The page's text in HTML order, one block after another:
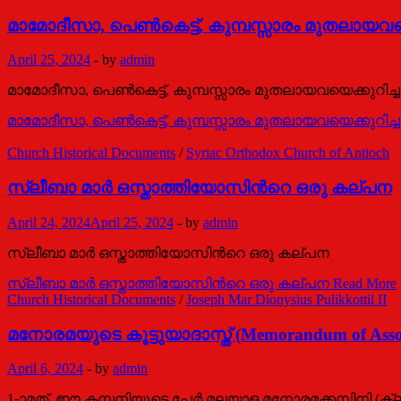
മാമോദീസാ, പെണ്‍കെട്ട്, കുമ്പസ്സാരം
April 25, 2024 - by admin
മാമോദീസാ, പെണ്‍കെട്ട്, കുമ്പസ്സാരം
മാമോദീസാ, പെണ്‍കെട്ട്, കുമ്പസ്സാരം
Church Historical Documents / Syriac Orthodox Church of Antioch
സ്ലീബാ മാര്‍ ഒസ്താത്തിയോസിന്‍റെ ഒരു കല്പന
April 24, 2024April 25, 2024 - by admin
സ്ലീബാ മാര്‍ ഒസ്താത്തിയോസിന്‍റെ ഒരു കല്പന
സ്ലീബാ മാര്‍ ഒസ്താത്തിയോസിന്‍റെ ഒരു കല്പന Read More
Church Historical Documents /Joseph Mar Dionysius Pulikkottil II
മനോരമയുടെ കൂട്ടുയാദാസ്ത് (Memorandum of
April 6, 2024 - by admin